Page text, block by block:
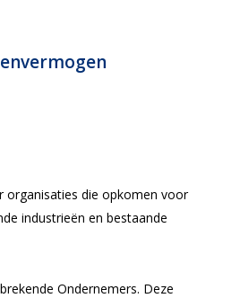
organisaties die opkomen voor
industrieën en bestaande
Ondernemers. Deze